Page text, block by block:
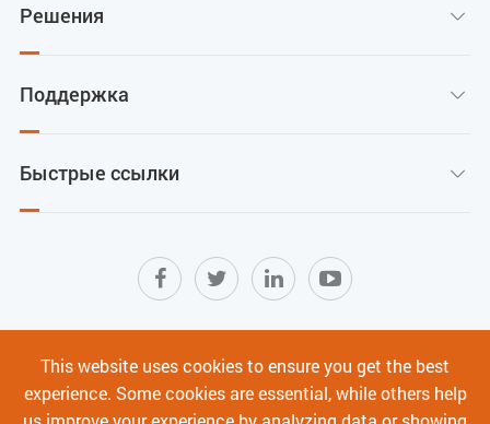
Решения 
Поддержка 
Быстрые ссылки 
Карта сайта Условия использования
Политика конфиденциальности
|
Кибербезопасность
This website uses cookies to ensure you get the best
experience. Some cookies are essential, while others help